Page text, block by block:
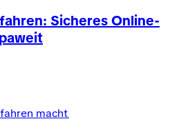
Sicheres Online-
macht